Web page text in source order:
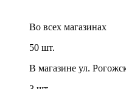
Во всех магазинах
50 шт.
В магазине ул.